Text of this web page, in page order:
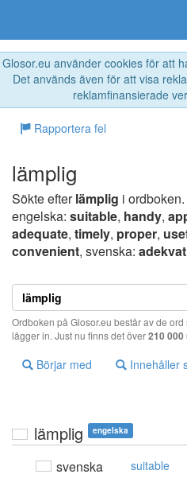
Glosor.eu använder cookies för att
Det används även för att visa
reklamfinansierade
Rapportera fel
lämplig
Sökte efterlämplig i ordboken.
engelska: suitable, handy,
adequate, timely, proper,
convenient, svenska: adekvat
Ordboken på Glosor.eu består av de
lägger in. Just nu finns det över210 000
Börjar med Innehåller
lämplig engelska
svenska suitable